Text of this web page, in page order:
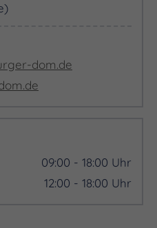
dom.de
09:00 - 18:00 Uhr
12:00 - 18:00 Uhr